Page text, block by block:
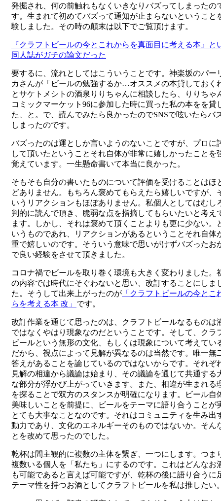
発掘され、何の前触れもなくいきなりバズってしまったの
す。生まれて初めてバズって通知が止まらないということ
験しました。その時の顛末は以下でご覧頂けます。
『クラフトビールの今とこれからを真面目に考える本』と
同人誌がガチの論文だった
要するに、流れとしてはこういうことです。神楽坂のパー
カさんが「ビールの勉強するか…オススメの本貸しておく
とサケトメシトの酒泉りりちゃんに相談したら、りりちゃ
コミックマーケット96に参加した時に買った私の本をを貸
た、と。で、読んでみたら良かったのでSNSで呟いたらバ
しまったのです。
バズったのは運としか言いようのないことですが、プロに
して頂いたということそれ自体が非常に嬉しかったことを
覚えています。一生懸命書いて本当に良かった。
そもそも自分の書いたものについて評価を受けることはほ
どありません。もちろん褒めてもらえたら嬉しいですが、
いうリアクションもほぼありません。私個人としてはむし
判的に読んで頂き、脆弱な点を指摘してもらいたいと考え
ます。しかし、それは褒めて頂くことよりも更に少ない。
いうものであれ、リアクションがあるということそれ自体
重で嬉しいのです。そういう意味で思いがけずバズったお
で良い経験をさせて頂きました。
コロナ禍でビールを取り巻く環境も大きく変わりました。
の内容では時代にそぐわないと思い、改訂することにしま
た。そうして出来上がったのが 「クラフトビールの今とこ
らを考える本 改」 です。
改訂作業を通じて思ったのは、クラフトビールなるものは
ではなくやはり現象なのだということです。そして、クラ
ビールという無形の文化、もしくは現象について考えてい
だから、視点によって見解が異なるのは当然です。唯一無
答えがあることを論じているのではないからです。それぞ
見解の相違から議論は始まり、その議論を通じて共通する
な部分が浮かび上がっていきます。また、相違が生まれる
を探ることで双方のスタンスが明確になります。ビール自
美味しいことを前提に、ビールをテーマに語り合うことが
とても大事なことなのです。それはコミュニティを生み出
動力であり、文化のエネルギーそのものではないか。そん
とを改めて思ったのでした。
乾杯は間主観的に複数の主体を繋ぎ、一つにします。つま
複数いる個人を「私たち」にするのです。これはどんなお
も可能であると言えば可能ですが、乾杯の後に語り合うに
テーマ性を持つお酒としてクラフトビールを私は推したい